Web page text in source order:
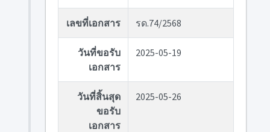
เลขที่เอกสาร รด.74/2568
วันที่ขอรับ
เอกสาร
2025-05-19
วันที่สิ้นสุด
ขอรับ
เอกสาร
2025-05-26